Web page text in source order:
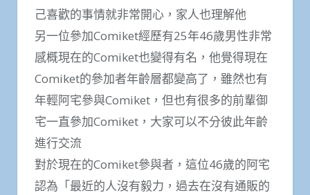
己喜歡的事情就非常開心，家人也理解他
另一位參加Comiket經歷有25年46歲男性非常
感概現在的Comiket也變得有名，他覺得現在
Comiket的參加者年齡層都變高了，雖然也有
年輕阿宅參與Comiket，但也有很多的前輩御
宅一直參加Comiket，大家可以不分彼此年齡
進行交流
對於現在的Comiket參與者，這位46歲的阿宅
認為「最近的人沒有毅力，過去在沒有通販的